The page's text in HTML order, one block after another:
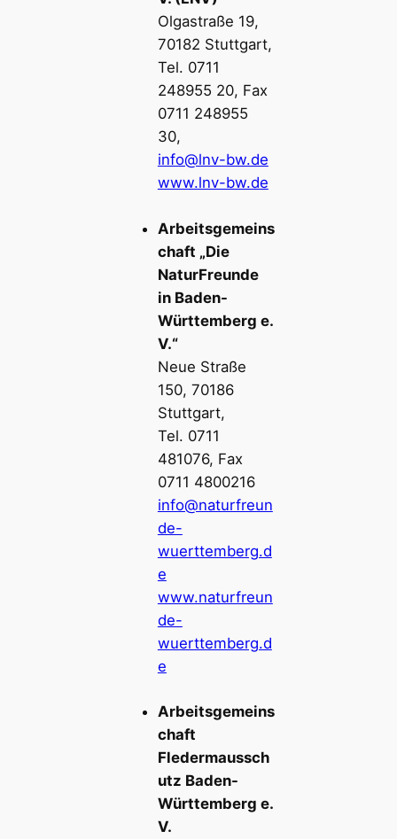
Olgastraße 19,
70182 Stuttgart,
Tel. 0711
248955 20, Fax
0711 248955
30,
info@lnv-bw.de
www.lnv-bw.de
Arbeitsgemeins
chaft „Die
NaturFreunde
in Baden-
Württemberg e.
V.“
Neue Straße
150, 70186
Stuttgart,
Tel. 0711
481076, Fax
0711 4800216
info@naturfreun
de-
wuerttemberg.d
e
www.naturfreun
de-
wuerttemberg.d
e
Arbeitsgemeins
chaft
Fledermaussch
utz Baden-
Württemberg e.
V.